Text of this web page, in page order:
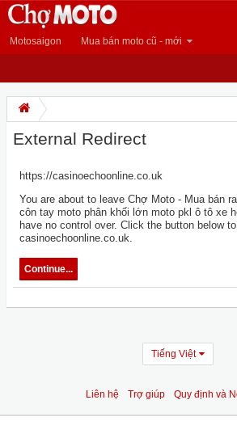
Motosaigon Mua bán moto cũ - mới
External Redirect
https://casinoechoonline.co.uk
You are about to leave Chợ Moto - Mua bán
côn tay moto phân khối lớn moto pkl ô tô xe
have no control over. Click the button below
casinoechoonline.co.uk.
Continue...
Tiếng Việt
Liên hệ Trợ giúp Quy định và